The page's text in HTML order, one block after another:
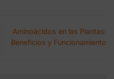
Aminoácidos en las Plantas:
Beneficios y Funcionamiento